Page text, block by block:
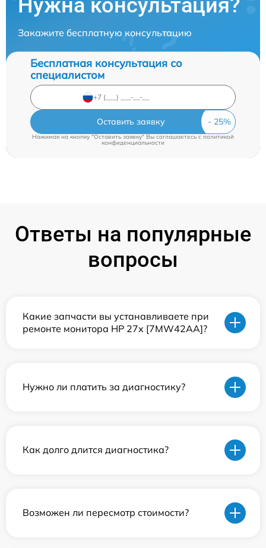
Нужна консультация?
Закажите бесплатную консультацию
Бесплатная консультация со
специалистом
Оставить заявку
Нажимая на кнопку "Оставить заявку" Вы соглашаетесь cполитикой
конфиденциальности
Ответы на популярные
вопросы
Какие запчасти вы устанавливаете при
ремонте монитора HP 27x [7MW42AA]?
Нужно ли платить за диагностику?
Как долго длится диагностика?
Возможен ли пересмотр стоимости?